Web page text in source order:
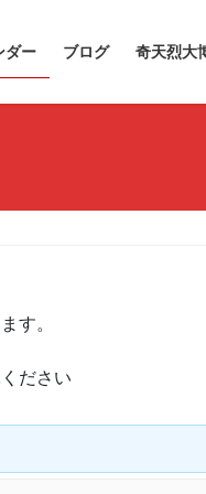
ダー ブログ 奇天烈大
す。
ださい